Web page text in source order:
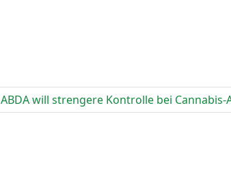
ABDA will strengere Kontrolle bei Cannabis-